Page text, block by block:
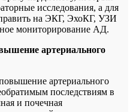
исследования, а для
на ЭКГ, ЭхоКГ, УЗИ
мониторирование АД.
артериального
артериального
последствиям в
и почечная